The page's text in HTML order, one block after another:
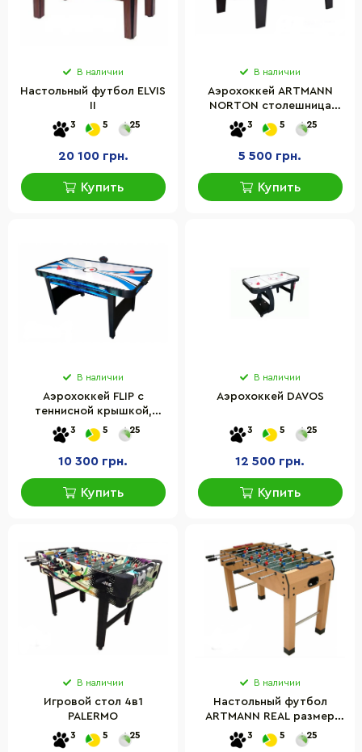
В наличии
Настольный футбол ELVIS
3 5 25
20 100 грн.
Купить
В наличии
Аэрохоккей ARTMANN
NORTON столешница
107х54х30,5 см, материал
стола МДФ
3 5 25
5 500 грн.
Купить
В наличии
Аэрохоккей FLIP с
теннисной крышкой,
168х81х81 см
3 5 25
10 300 грн.
Купить
В наличии
Аэрохоккей DAVOS
3 5 25
12 500 грн.
Купить
В наличии
Игровой стол 4в1
PALERMO
3 5 25
В наличии
Настольный футбол
ARTMANN REAL размер
стола 121,5х61х81 см,
материал МДФ
3 5 25